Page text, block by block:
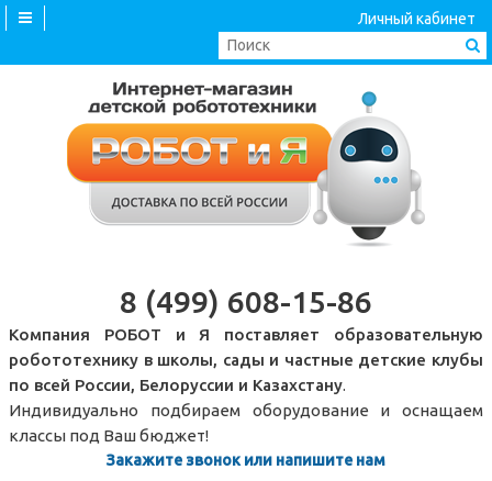
Личный кабинет
8 (499) 608-15-86
Компания РОБОТ и Я поставляет образовательную
робототехнику в школы, сады и частные детские клубы
по всей России, Белоруссии и Казахстану.
Индивидуально подбираем оборудование и оснащаем
классы под Ваш бюджет!
Закажите звонок или напишите нам